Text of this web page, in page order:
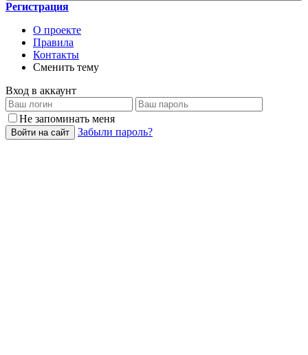
Регистрация
О проекте
Правила
Контакты
Сменить тему
Вход в аккаунт
Не запоминать меня
Войти на сайт Забыли пароль?